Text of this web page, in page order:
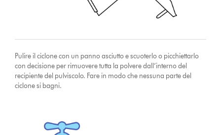
Pulire il ciclone con un panno asciutto e scuoterlo o picchiettarlo
con decisione per rimuovere tutta la polvere dall’interno del
recipiente del pulviscolo. Fare in modo che nessuna parte del
ciclone si bagni.